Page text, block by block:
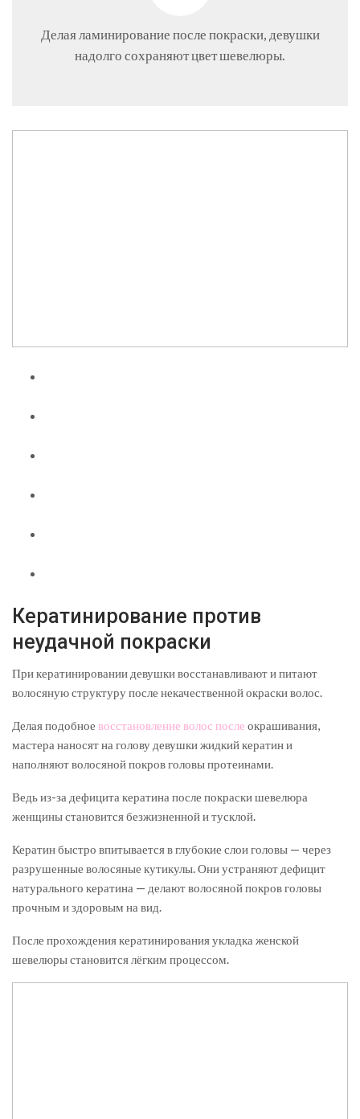
Делая ламинирование после покраски, девушки
надолго сохраняют цвет шевелюры.
Кератинирование против
неудачной покраски
При кератинировании девушки восстанавливают и питают
волосяную структуру после некачественной окраски волос.
Делая подобное восстановление волос после окрашивания,
мастера наносят на голову девушки жидкий кератин и
наполняют волосяной покров головы протеинами.
Ведь из-за дефицита кератина после покраски шевелюра
женщины становится безжизненной и тусклой.
Кератин быстро впитывается в глубокие слои головы — через
разрушенные волосяные кутикулы. Они устраняют дефицит
натурального кератина — делают волосяной покров головы
прочным и здоровым на вид.
После прохождения кератинирования укладка женской
шевелюры становится лёгким процессом.